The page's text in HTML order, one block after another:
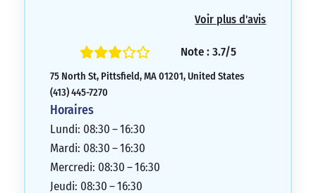
le chèque. J’étais extrêmement
reconnaissant pour cela ! On ne peut pas
cela ! Merci encore, Mark ! C’était vraiment
apprécié !
Voir plus d'avis
Note : 3.7/5
75 North St, Pittsfield, MA 01201, United States
(413) 445-7270
Horaires
Lundi: 08:30 – 16:30
Mardi: 08:30 – 16:30
Mercredi: 08:30 – 16:30
Jeudi: 08:30 – 16:30